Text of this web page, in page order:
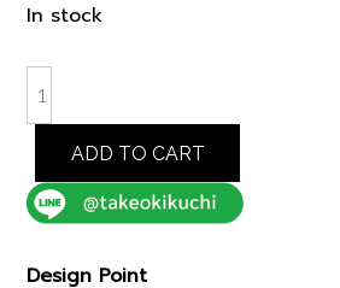
In stock
GRAIN
LEATHER
TOTE
BAG
quantity
ADD TO CART
Design Point